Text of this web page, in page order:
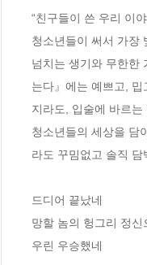
“친구들이 쓴 우리 이
청소년들이 써서 가장
넘치는 생기와 무한한
는다』에는 예쁘고,
지라도, 입술에 바르
청소년들의 세상을 담
라도 꾸밈없고 솔직
드디어 끝났네
망할 놈의 헝그리 정신
우린 우승했네